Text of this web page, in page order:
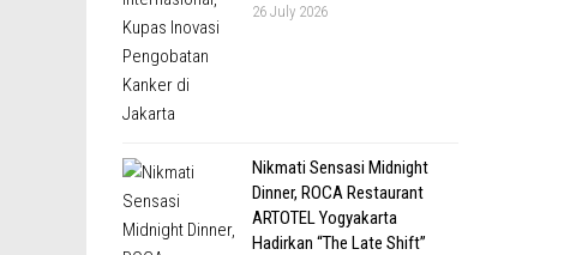
26 July 2026
Nikmati Sensasi Midnight
Dinner, ROCA Restaurant
ARTOTEL Yogyakarta
Hadirkan “The Late Shift”